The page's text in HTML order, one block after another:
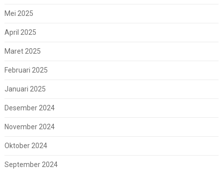
Mei 2025
April 2025
Maret 2025
Februari 2025
Januari 2025
Desember 2024
November 2024
Oktober 2024
September 2024